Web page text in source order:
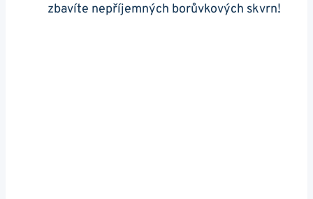
zbavíte nepříjemných borůvkových skvrn!